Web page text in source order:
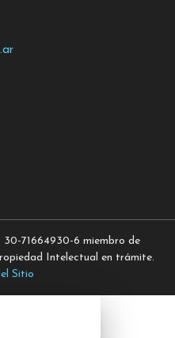
71664930-6 miembro de
Intelectual en trámite.
Sitio